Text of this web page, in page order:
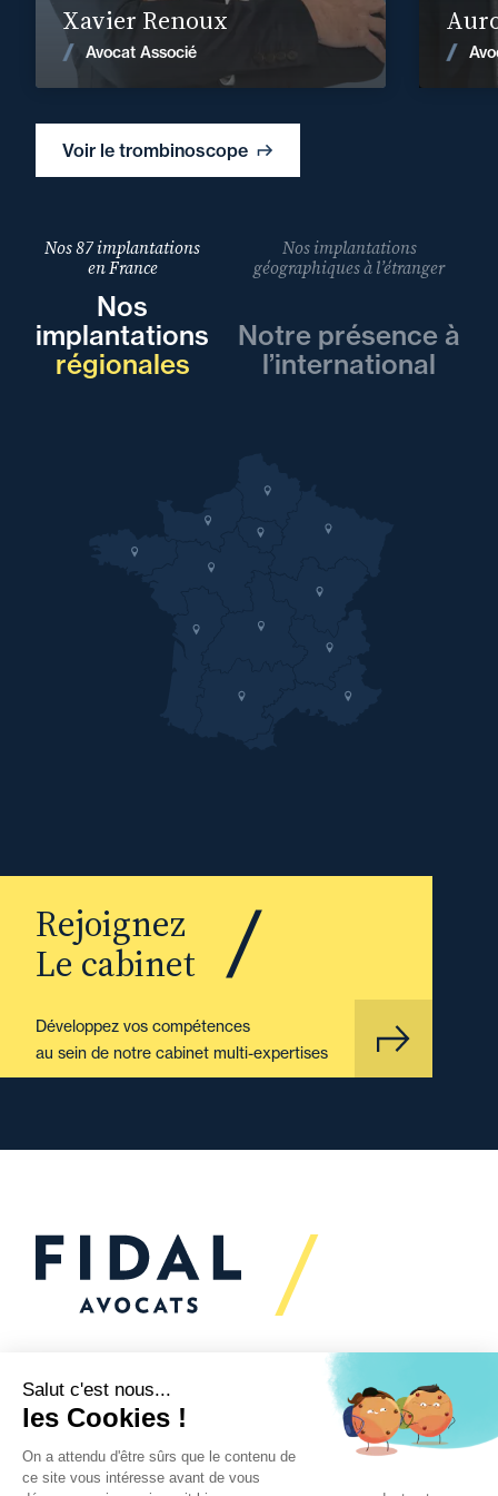
Voir le trombinoscope
Xavier Renoux
Avocat AssociéVoir les actualités
Nos 87 implantations
en France
Nos
implantations
régionales
Nos implantations
géographiques à l’étranger
Notre présence à
l’international
Rejoignez
Le cabinet
Développez vos compétences
au sein de notre cabinet multi-expertises
Vous souhaitez échanger
avec nous ?
Nous sommes